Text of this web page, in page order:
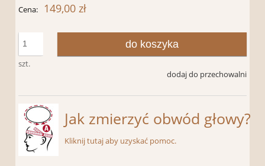
Cena: 149,00 zł
szt.
do koszyka
dodaj do przechowalni
Jak zmierzyć obwód głowy?
Kliknij tutaj aby uzyskać pomoc.